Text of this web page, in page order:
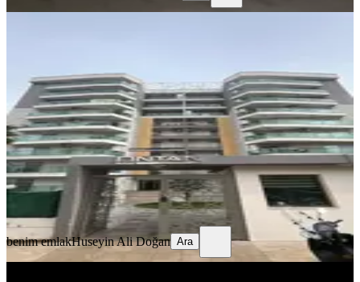
Akhisar, Hürriyet Mahallesi
4+1·165 m²·3. Kat·05.08.2026
40.000 ₺
benim emlak Huseyin Ali Doğan
benim emlakHuseyin Ali Doğan Ara